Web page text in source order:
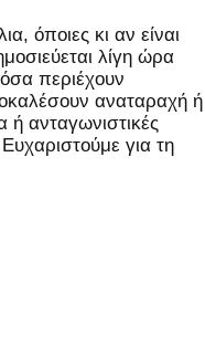
όποιες κι αν είναι
λίγη ώρα
περιέχουν
αναταραχή ή
ανταγωνιστικές
για τη